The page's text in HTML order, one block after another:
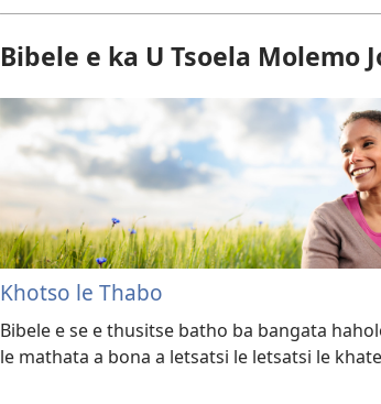
Bibele e ka U Tsoela Molemo
Khotso le Thabo
Bibele e se e thusitse batho ba bangata
le mathata a bona a letsatsi le letsatsi le